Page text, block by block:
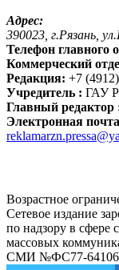
Адрес:
390023, г.Рязань,
Телефон главного
Коммерческий
Редакция: +7
Учредитель : ГАУ
Главный редактор
Электронная
Возрастное
Сетевое издание
по надзору в сфере
массовых
СМИ №ФС77-64106